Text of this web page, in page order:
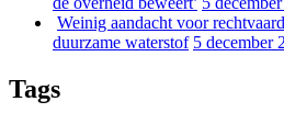
Weinig aandacht voor
duurzame waterstof 5 december
Tags